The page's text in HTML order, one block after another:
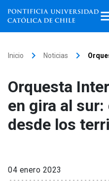
Facultades, escuelas e
institutos
Investigación
Inicio keyboard_arrow_right Noticias keyboard_arrow_right
Orquesta
en gira al
desde los
04 enero 2023